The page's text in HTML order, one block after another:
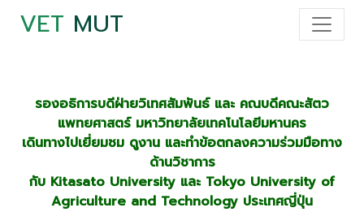
VET MUT
รองอธิการบดีฝ่ายวิเทศสัมพันธ์ และ คณบดีคณะสัตว
แพทยศาสตร์ มหาวิทยาลัยเทคโนโลยีมหานคร
เดินทางไปเยี่ยมชม ดูงาน และทำข้อตกลงความร่วมมือทาง
ด้านวิชาการ
กับ Kitasato University และ Tokyo University of
Agriculture and Technology ประเทศญี่ปุ่น